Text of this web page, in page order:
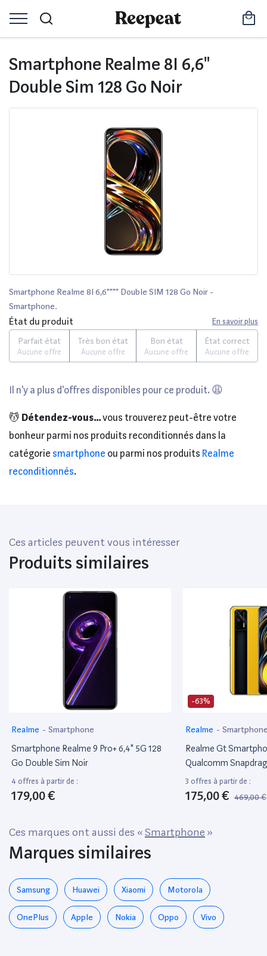
Smartphone Realme 8I 6,6"
Double Sim 128 Go Noir
Smartphone Realme 8I 6,6"""" Double SIM 128 Go Noir -
Smartphone.
État du produit En savoir plus
Parfait état
Aucune offre
Très bon état
Aucune offre
Bon état
Aucune offre
État correct
Aucune offre
Il n'y a plus d'offres disponibles pour ce produit. 😩
💆 Détendez-vous...vous trouverez peut-être votre
bonheur parmi nos produits reconditionnés dans la
catégorie smartphone ou parmi nos produits Realme
reconditionnés.
Ces articles peuvent vous intéresser
Produits similaires
Realme - Smartphone
Smartphone Realme 9 Pro+ 6,4" 5G 128
Go Double Sim Noir
4 offres à partir de :
179,00 €
-63%
Realme -
Realme Gt
Qualcomm
Écran Super Amoled
Superdart De 65W,
3 offres à partir de :
175,00 € 469,00 €
Ces marques ont aussi des «Smartphone »
Marques similaires
Samsung Huawei Xiaomi Motorola
OnePlus Apple Nokia Oppo Vivo